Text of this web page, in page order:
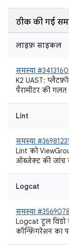
ठीक की गई
लाइफ़ साइकल
समस्या
K2 UAST:
पैरामीटर की गलत
Lint
समस्या #36981231
Lint को
ऑब्जेक्ट की जांच
Logcat
समस्या
Logcat टूल
कॉन्फ़िगरेशन का